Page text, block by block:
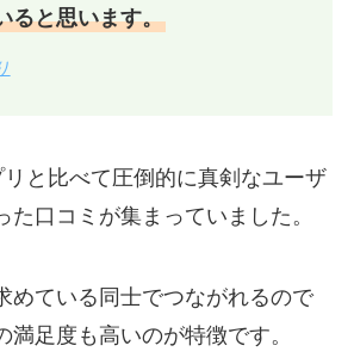
ると思います。
と比べて圧倒的に真剣なユーザ
た口コミが集まっていました。
めている同士でつながれるので
満足度も高いのが特徴です。